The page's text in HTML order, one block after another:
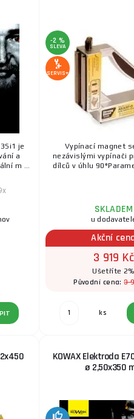
je
a
m ...
-2 %
SLEVA
SERVIS+
Vypínací magnet
nezávislými vypínači
dílců v úhlu
SKLADEM
u
Akční
3 919 Kč
Ušetříte 2%
Původní cena:3
ks
KOWAX Elektroda
ø 2,50x350